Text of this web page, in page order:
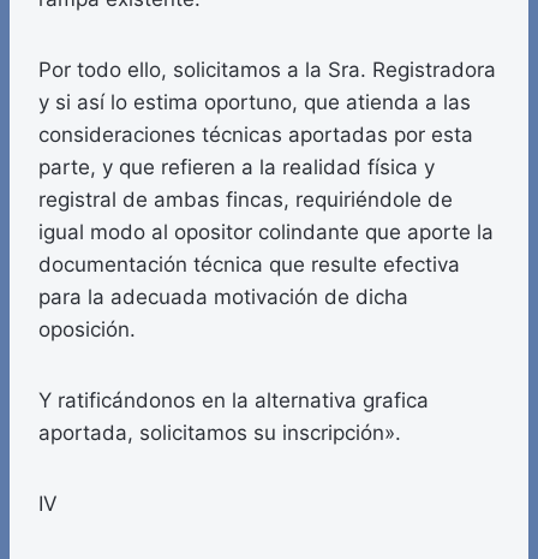
Por todo ello, solicitamos a la Sra. Registradora
y si así lo estima oportuno, que atienda a las
consideraciones técnicas aportadas por esta
parte, y que refieren a la realidad física y
registral de ambas fincas, requiriéndole de
igual modo al opositor colindante que aporte la
documentación técnica que resulte efectiva
para la adecuada motivación de dicha
oposición.
Y ratificándonos en la alternativa grafica
aportada, solicitamos su inscripción».
IV